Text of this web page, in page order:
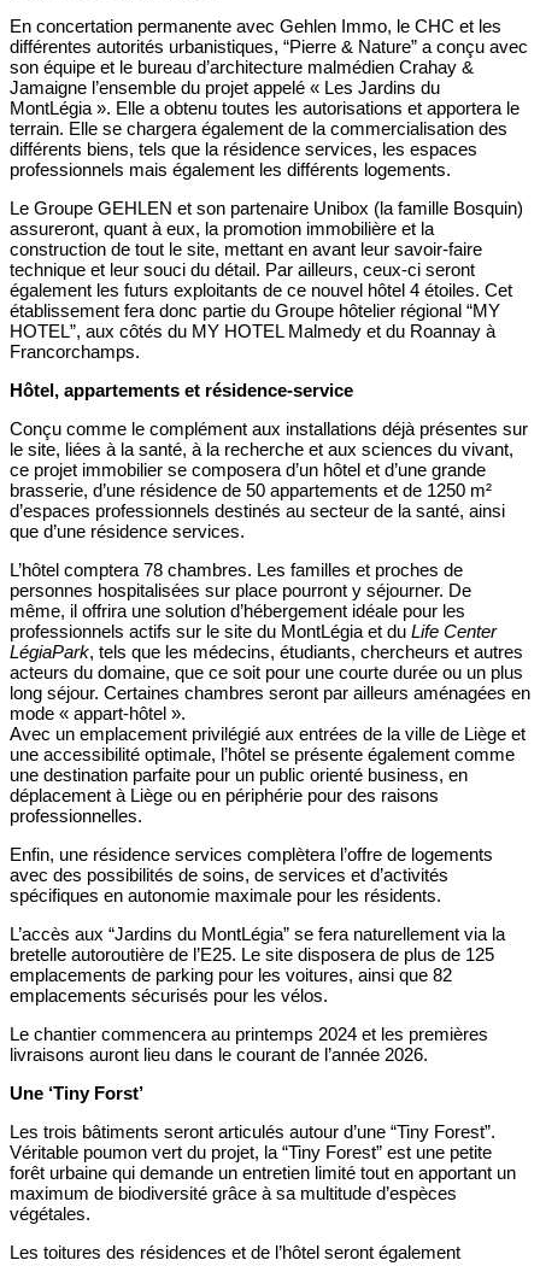
En concertation permanente avec Gehlen Immo, le CHC et les
différentes autorités urbanistiques, “Pierre & Nature” a conçu avec
son équipe et le bureau d’architecture malmédien Crahay &
Jamaigne l’ensemble du projet appelé « Les Jardins du
MontLégia ». Elle a obtenu toutes les autorisations et apportera le
terrain. Elle se chargera également de la commercialisation des
différents biens, tels que la résidence services, les espaces
professionnels mais également les différents logements.
Le Groupe GEHLEN et son partenaire Unibox (la famille Bosquin)
assureront, quant à eux, la promotion immobilière et la
construction de tout le site, mettant en avant leur savoir-faire
technique et leur souci du détail. Par ailleurs, ceux-ci seront
également les futurs exploitants de ce nouvel hôtel 4 étoiles. Cet
établissement fera donc partie du Groupe hôtelier régional “MY
HOTEL”, aux côtés du MY HOTEL Malmedy et du Roannay à
Francorchamps.
Hôtel, appartements et résidence-service
Conçu comme le complément aux installations déjà présentes sur
le site, liées à la santé, à la recherche et aux sciences du vivant,
ce projet immobilier se composera d’un hôtel et d’une grande
brasserie, d’une résidence de 50 appartements et de 1250 m²
d’espaces professionnels destinés au secteur de la santé, ainsi
que d’une résidence services.
L’hôtel comptera 78 chambres. Les familles et proches de
personnes hospitalisées sur place pourront y séjourner. De
même, il offrira une solution d’hébergement idéale pour les
professionnels actifs sur le site du MontLégia et du Life Center
LégiaPark, tels que les médecins, étudiants, chercheurs et autres
acteurs du domaine, que ce soit pour une courte durée ou un plus
long séjour. Certaines chambres seront par ailleurs aménagées en
mode « appart-hôtel ».
Avec un emplacement privilégié aux entrées de la ville de Liège et
une accessibilité optimale, l’hôtel se présente également comme
une destination parfaite pour un public orienté business, en
déplacement à Liège ou en périphérie pour des raisons
professionnelles.
Enfin, une résidence services complètera l’offre de logements
avec des possibilités de soins, de services et d’activités
spécifiques en autonomie maximale pour les résidents.
L’accès aux “Jardins du MontLégia” se fera naturellement via la
bretelle autoroutière de l’E25. Le site disposera de plus de 125
emplacements de parking pour les voitures, ainsi que 82
emplacements sécurisés pour les vélos.
Le chantier commencera au printemps 2024 et les premières
livraisons auront lieu dans le courant de l’année 2026.
Une ‘Tiny Forst’
Les trois bâtiments seront articulés autour d’une “Tiny Forest”.
Véritable poumon vert du projet, la “Tiny Forest” est une petite
forêt urbaine qui demande un entretien limité tout en apportant un
maximum de biodiversité grâce à sa multitude d’espèces
végétales.
Les toitures des résidences et de l’hôtel seront également